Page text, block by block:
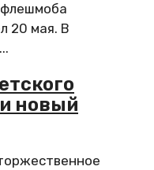
20 мая. В
новый